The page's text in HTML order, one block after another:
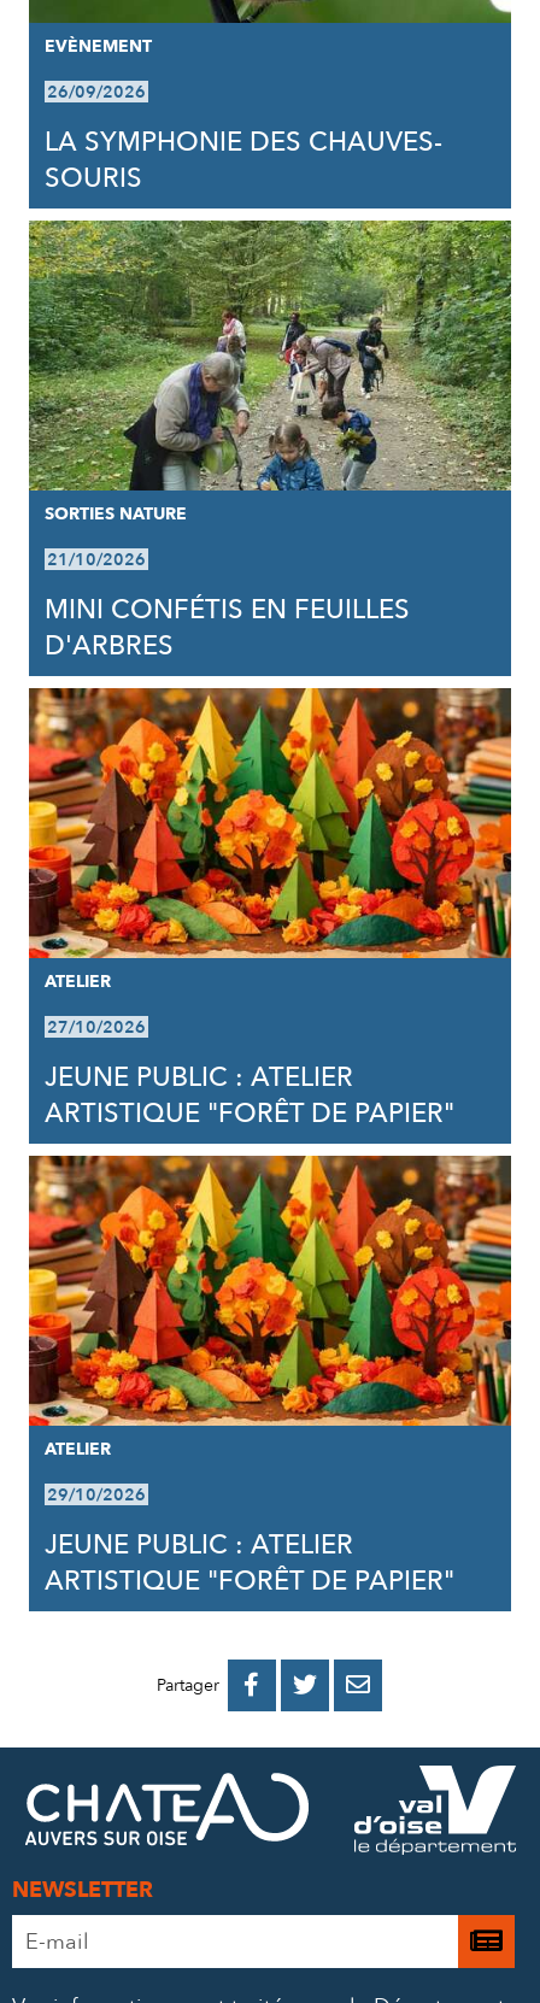
EVÈNEMENT
26/09/2026
LA SYMPHONIE DES CHAUVES-
SOURIS
SORTIES NATURE
21/10/2026
MINI CONFÉTIS EN FEUILLES
D'ARBRES
ATELIER
27/10/2026
JEUNE PUBLIC : ATELIER
ARTISTIQUE "FORÊT DE PAPIER"
ATELIER
29/10/2026
JEUNE PUBLIC : ATELIER
ARTISTIQUE "FORÊT DE PAPIER"
Partager 
PARTAGER
FACEBOOK
PARTAGER
PARTAGER
MAIL
NEWSLETTER
Adresse
e-
Je